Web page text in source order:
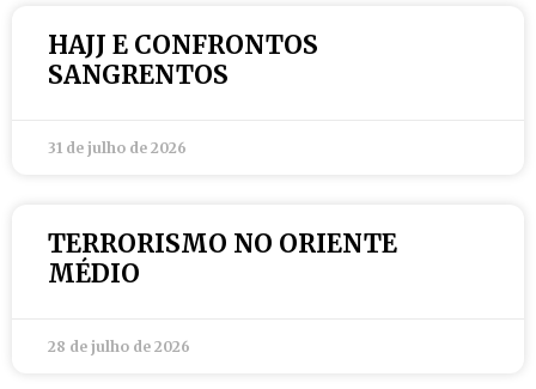
HAJJ E CONFRONTOS
SANGRENTOS
31 de julho de 2026
TERRORISMO NO ORIENTE
MÉDIO
28 de julho de 2026